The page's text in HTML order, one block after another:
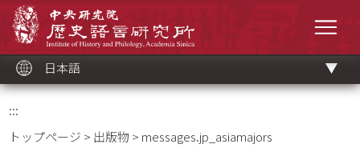
ッ
ク
日本語
:::
トップページ > 出版物 > messages.jp_asiamajors